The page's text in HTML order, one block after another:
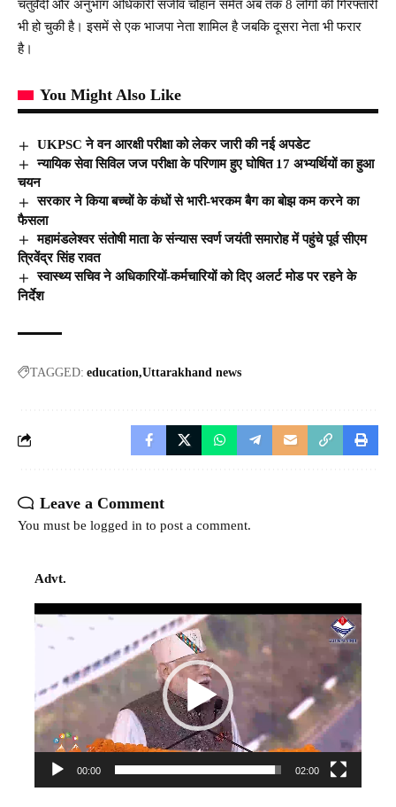
चतुर्वेदी और अनुभाग अधिकारी संजीव चौहान समेत अब तक 8 लोगों की गिरफ्तारी
भी हो चुकी है। इसमें से एक भाजपा नेता शामिल है जबकि दूसरा नेता भी फरार
है।
You Might Also Like
UKPSC ने वन आरक्षी परीक्षा को लेकर जारी की नई अपडेट
न्यायिक सेवा सिविल जज परीक्षा के परिणाम हुए घोषित 17 अभ्यर्थियों का हुआ
चयन
सरकार ने किया बच्चों के कंधों से भारी-भरकम बैग का बोझ कम करने का
फैसला
महामंडलेश्वर संतोषी माता के संन्यास स्वर्ण जयंती समारोह में पहुंचे पूर्व सीएम
त्रिवेंद्र सिंह रावत
स्वास्थ्य सचिव ने अधिकारियों-कर्मचारियों को दिए अलर्ट मोड पर रहने के
निर्देश
TAGGED: education Uttarakhand news
Leave a Comment
You must be logged in to post a comment.
Advt.
Video
00:00 02:00